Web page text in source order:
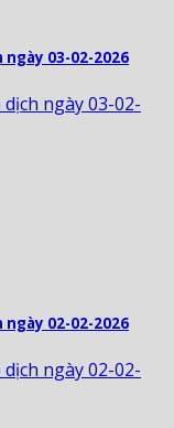
ngày 03-02-2026
ngày 03-02-
ngày 02-02-2026
ngày 02-02-